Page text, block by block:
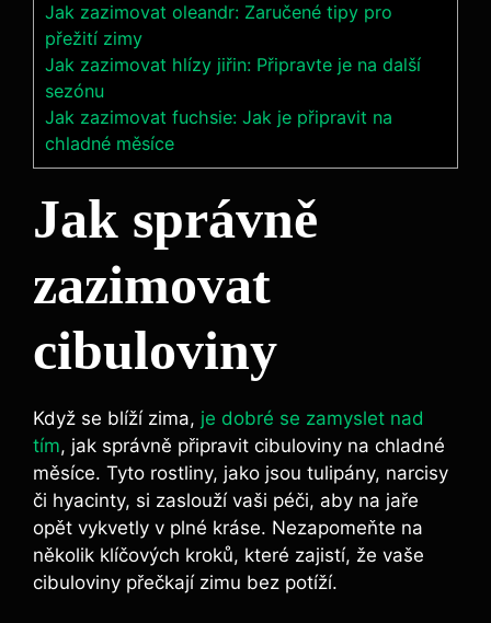
Jak zazimovat oleandr: Zaručené tipy pro
přežití zimy
Jak zazimovat hlízy jiřin: Připravte je na další
sezónu
Jak zazimovat fuchsie: Jak je připravit na
chladné měsíce
Jak správně
zazimovat
cibuloviny
Když se blíží zima, je dobré se zamyslet nad
tím, jak správně připravit cibuloviny na chladné
měsíce. Tyto rostliny, jako jsou tulipány, narcisy
či hyacinty, si zaslouží vaši péči, aby na jaře
opět vykvetly v plné kráse. Nezapomeňte na
několik klíčových kroků, které zajistí, že vaše
cibuloviny přečkají zimu bez potíží.